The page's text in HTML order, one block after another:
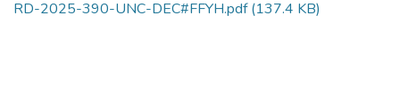
RD-2025-390-UNC-DEC#FFYH.pdf(137.4 KB)